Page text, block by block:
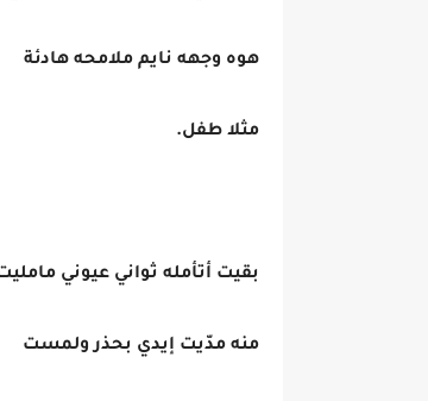
هوه وجهه نايم ملامحه هادئة
مثلا طفل.
بقيت أتأمله ثواني عيوني
منه مدّيت إيدي بحذر ولمست